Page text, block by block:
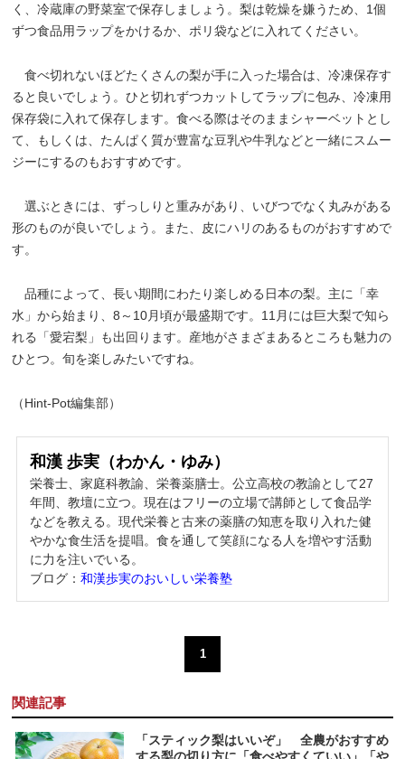
く、冷蔵庫の野菜室で保存しましょう。梨は乾燥を嫌うため、1個
ずつ食品用ラップをかけるか、ポリ袋などに入れてください。
食べ切れないほどたくさんの梨が手に入った場合は、冷凍保存す
ると良いでしょう。ひと切れずつカットしてラップに包み、冷凍用
保存袋に入れて保存します。食べる際はそのままシャーベットとし
て、もしくは、たんぱく質が豊富な豆乳や牛乳などと一緒にスムー
ジーにするのもおすすめです。
選ぶときには、ずっしりと重みがあり、いびつでなく丸みがある
形のものが良いでしょう。また、皮にハリのあるものがおすすめで
す。
品種によって、長い期間にわたり楽しめる日本の梨。主に「幸
水」から始まり、8～10月頃が最盛期です。11月には巨大梨で知ら
れる「愛宕梨」も出回ります。産地がさまざまあるところも魅力の
ひとつ。旬を楽しみたいですね。
（Hint-Pot編集部）
和漢 歩実（わかん・ゆみ）
栄養士、家庭科教諭、栄養薬膳士。公立高校の教諭として27
年間、教壇に立つ。現在はフリーの立場で講師として食品学
などを教える。現代栄養と古来の薬膳の知恵を取り入れた健
やかな食生活を提唱。食を通して笑顔になる人を増やす活動
に力を注いでいる。
ブログ： 和漢歩実のおいしい栄養塾
1
関連記事
「スティック梨はいいぞ」 全農がおすすめ